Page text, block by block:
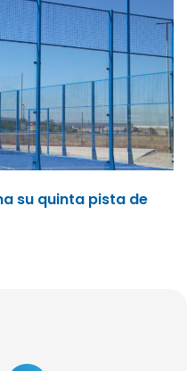
su quinta pista de